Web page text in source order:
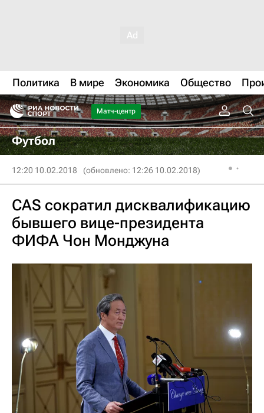
Политика В мире Экономика Общество
Матч-центр
Футбол
12:20 10.02.2018 (обновлено: 12:26 10.02.2018)
CAS сократил дисквалификацию
бывшего вице-президента
ФИФА Чон Монджуна